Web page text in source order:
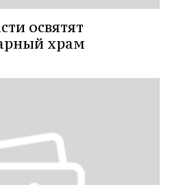
освятят
храм